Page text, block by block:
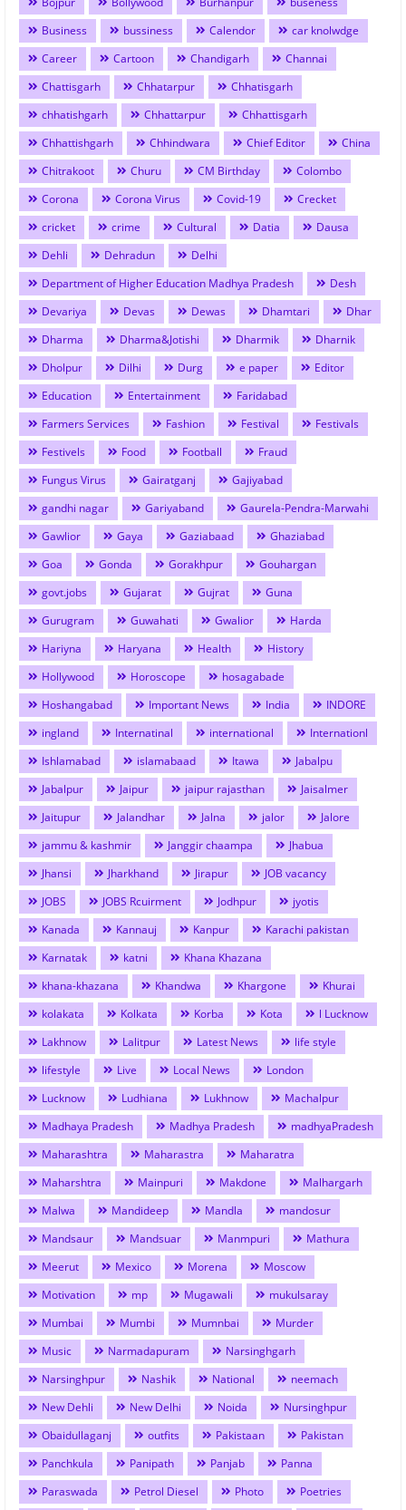
Business
bussiness Calendor
car knolwdge
Career
Cartoon Chandigarh
Channai
Chattisgarh
Chhatarpur
Chhatisgarh
chhatishgarh
Chhattarpur
Chhattisgarh
Chhattishgarh
Chhindwara Chief Editor
China
Chitrakoot
Churu CM Birthday
Colombo
Corona
Corona Virus Covid-19
Crecket
cricket
crime Cultural Datia
Dausa
Dehli
Dehradun
Delhi
Department of Higher Education Madhya Pradesh
Desh
Devariya
Devas Dewas Dhamtari
Dhar
Dharma
Dharma&Jotishi Dharmik
Dharnik
Dholpur
Dilhi Durg e paper
Editor
Education
Entertainment
Faridabad
Farmers Services
Fashion Festival
Festivals
Festivels
Food Football
Fraud
Fungus Virus
Gairatganj
Gajiyabad
gandhi nagar
Gariyaband
Gaurela-Pendra-Marwahi
Gawlior
Gaya Gaziabaad
Ghaziabad
Goa
Gonda Gorakhpur
Gouhargan
govt.jobs
Gujarat Gujrat
Guna
Gurugram
Guwahati Gwalior
Harda
Hariyna
Haryana Health
History
Hollywood
Horoscope
hosagabade
Hoshangabad
Important News India
INDORE
ingland
Internatinal international
Internationl
Ishlamabad
islamabaad Itawa
Jabalpu
Jabalpur
Jaipur jaipur rajasthan
Jaisalmer
Jaitupur
Jalandhar Jalna jalor
Jalore
jammu & kashmir
Janggir chaampa
Jhabua
Jhansi
Jharkhand Jirapur
JOB vacancy
JOBS
JOBS Rcuirment Jodhpur
jyotis
Kanada
Kannauj Kanpur
Karachi pakistan
Karnatak
katni
Khana Khazana
khana-khazana
Khandwa Khargone
Khurai
kolakata
Kolkata Korba Kota
l Lucknow
Lakhnow
Lalitpur Latest News
life style
lifestyle
Live Local News
London
Lucknow
Ludhiana Lukhnow
Machalpur
Madhaya Pradesh
Madhya Pradesh
madhyaPradesh
Maharashtra
Maharastra
Maharatra
Maharshtra
Mainpuri Makdone
Malhargarh
Malwa
Mandideep Mandla
mandosur
Mandsaur
Mandsuar Manmpuri
Mathura
Meerut
Mexico Morena
Moscow
Motivation
mp Mugawali
mukulsaray
Mumbai
Mumbi Mumnbai
Murder
Music
Narmadapuram
Narsinghgarh
Narsinghpur
Nashik National
neemach
New Dehli
New Delhi Noida
Nursinghpur
Obaidullaganj
outfits Pakistaan
Pakistan
Panchkula
Panipath Panjab
Panna
Paraswada
Petrol Diesel Photo
Poetries